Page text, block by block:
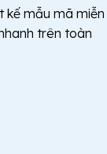
kế mẫu mã miễn
trên toàn